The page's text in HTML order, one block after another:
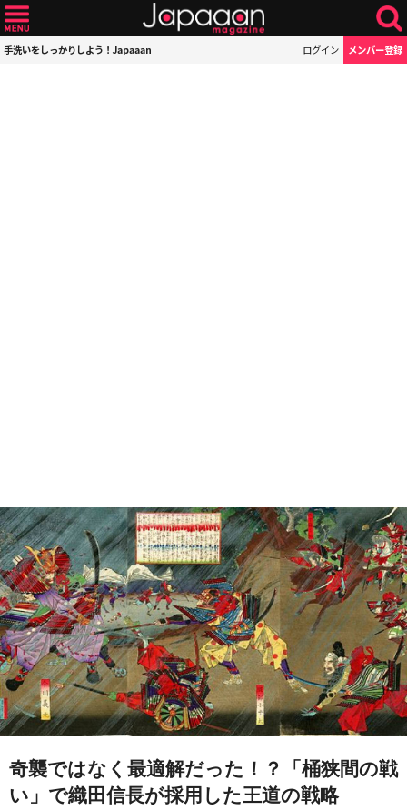
手洗いをしっかりしよう！Japaaan ログイン メンバー登録
奇襲ではなく最適解だった！？「桶狭間の戦
い」で織田信長が採用した王道の戦略